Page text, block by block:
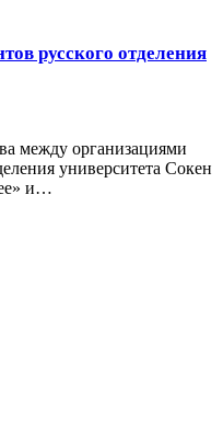
русского отделения
между организациями
университета Сокен
и…